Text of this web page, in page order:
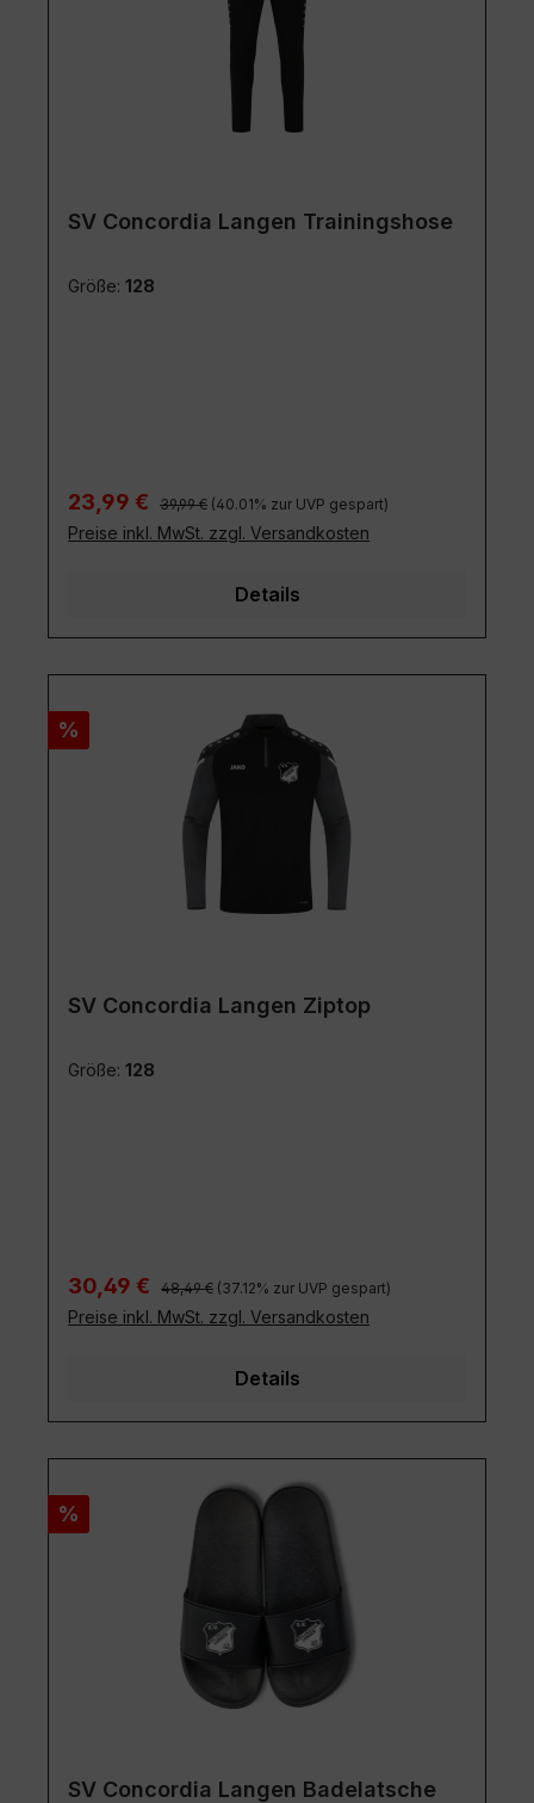
SV Concordia Langen Trainingshose
Größe: 128
Verkaufspreis:
23,99 € Regulärer Preis:
39,99 € (40.01% zur UVP gespart)
Preise inkl. MwSt. zzgl. Versandkosten
Details
Rabatt
%
SV Concordia Langen Ziptop
Größe: 128
Verkaufspreis:
30,49 € Regulärer Preis:
48,49 € (37.12% zur UVP gespart)
Preise inkl. MwSt. zzgl. Versandkosten
Details
Rabatt
%
SV Concordia Langen Badelatsche